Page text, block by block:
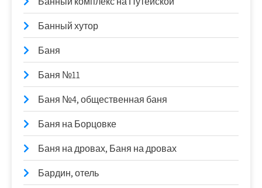
Банный хутор
Баня
Баня №11
Баня №4, общественная баня
Баня на Борцовке
Баня на дровах, Баня на дровах
Бардин, отель